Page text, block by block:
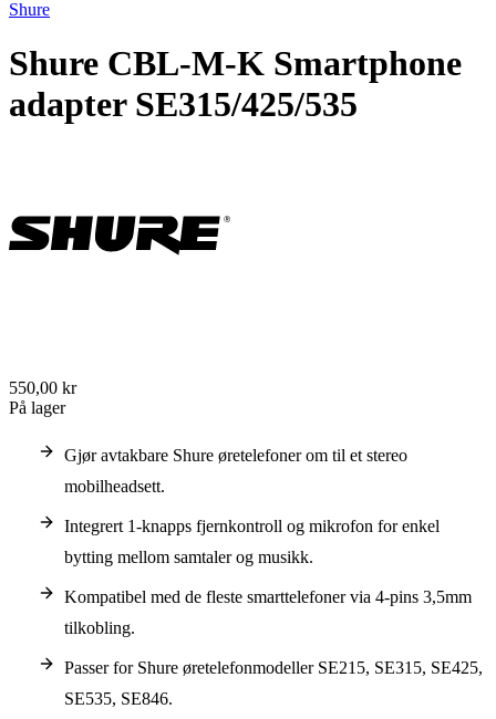
Shure
Shure CBL-M-K Smartphone
adapter SE315/425/535
550,00 kr
På lager
Gjør avtakbare Shure øretelefoner om til et stereo
mobilheadsett.
Integrert 1-knapps fjernkontroll og mikrofon for enkel
bytting mellom samtaler og musikk.
Kompatibel med de fleste smarttelefoner via 4-pins 3,5mm
tilkobling.
Passer for Shure øretelefonmodeller SE215, SE315, SE425,
SE535, SE846.